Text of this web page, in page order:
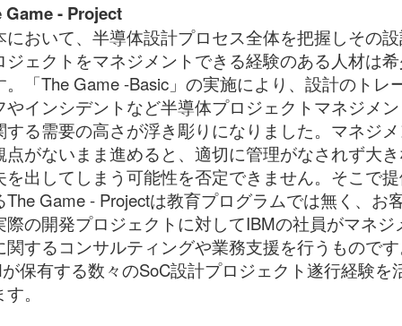
Game - Project
において、半導体設計プロセス全体を把握しその
ジェクトをマネジメントできる経験のある人材は
。「The Game -Basic」の実施により、設計のトレ
やインシデントなど半導体プロジェクトマネジメ
する需要の高さが浮き彫りになりました。マネジ
点がないまま進めると、適切に管理がなされず大
を出してしまう可能性を否定できません。そこで
The Game - Projectは教育プログラムでは無く、お
際の開発プロジェクトに対してIBMの社員がマネジ
関するコンサルティングや業務支援を行うもので
保有する数々のSoC設計プロジェクト遂行経験を
。